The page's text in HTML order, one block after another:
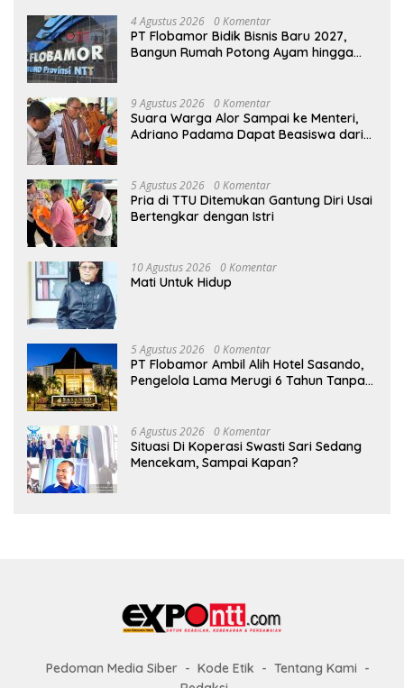
4 Agustus 2026 0 Komentar
PT Flobamor Bidik Bisnis Baru 2027,
Bangun Rumah Potong Ayam hingga
9 Agustus 2026 0 Komentar
Suara Warga Alor Sampai ke Menteri,
Adriano Padama Dapat Beasiswa dari
5 Agustus 2026 0 Komentar
Pria di TTU Ditemukan Gantung Diri Usai
Bertengkar dengan Istri
10 Agustus 2026 0 Komentar
Mati Untuk Hidup
5 Agustus 2026 0 Komentar
PT Flobamor Ambil Alih Hotel Sasando,
Pengelola Lama Merugi 6 Tahun Tanpa
6 Agustus 2026 0 Komentar
Situasi Di Koperasi Swasti Sari Sedang
Mencekam, Sampai Kapan?
Pedoman Media Siber Kode Etik
Tentang Kami